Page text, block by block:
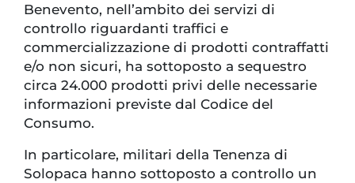
Benevento, nell’ambito dei servizi di
controllo riguardanti traffici e
commercializzazione di prodotti contraffatti
e/o non sicuri, ha sottoposto a sequestro
circa 24.000 prodotti privi delle necessarie
informazioni previste dal Codice del
Consumo.
In particolare, militari della Tenenza di
Solopaca hanno sottoposto a controllo un